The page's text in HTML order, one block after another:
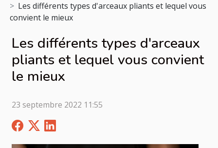
Les différents types d'arceaux pliants et lequel vous
convient le mieux
Les différents types d'arceaux
pliants et lequel vous convient
le mieux
23 septembre 2022 11:55